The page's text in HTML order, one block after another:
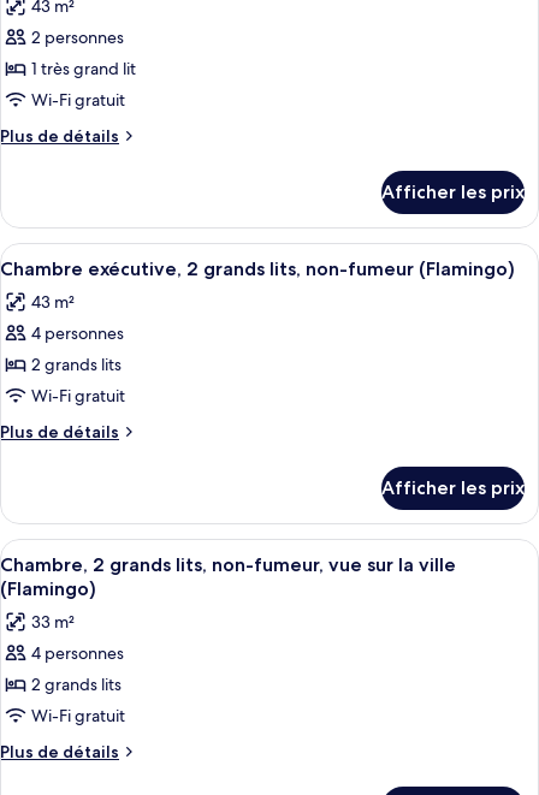
non-
fumeur
(Flamingo)
non-
fumeur
les
photos
pour
ce
type
de
Chambre
exécutive,
1
très
grand
lit,
non-
fumeur
(Flamingo)
43 m²
2 personnes
1 très grand lit
Wi-Fi gratuit
Plus de détails
Plus
Chambre
exécutive,
1
grand
lit,
fumeur
(Flamingo)
Afficher les prix
Afficher
toutes
les
photos
pour
ce
type
de
Chambre
exécutive,
2
grands
lits,
non-
fumeur
(Flamingo)
Une chambre d’hôtel avec deux lits,
7
Chambre exécutive, 2 grands lits, non-fumeur (Flamingo)
43 m²
4 personnes
2 grands lits
Wi-Fi gratuit
Plus de détails
Plus
Chambre
exécutive,
2
grands
lits,
non-
fumeur
(Flamingo)
Afficher les prix
Afficher
toutes
les
photos
pour
ce
type
de
Une chambre d’hôtel avec deux lits,
6
Chambre, 2 grands lits, non-fumeur, vue sur la ville
(Flamingo)
33 m²
4 personnes
2 grands lits
Wi-Fi gratuit
Plus de détails
Plus